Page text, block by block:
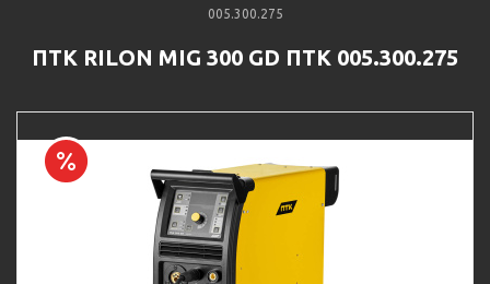
005.300.275
ПТК RILON MIG 300 GD ПТК 005.300.275